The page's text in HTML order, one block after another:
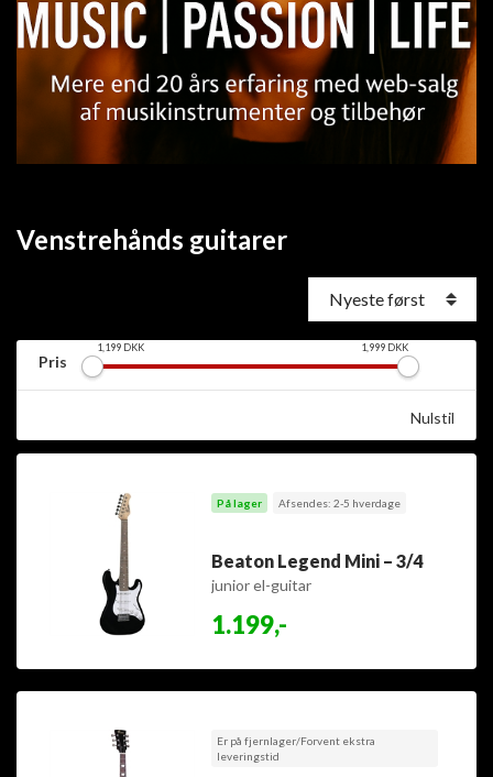
Nulstil
Pris
1,199 DKK 1,999 DKK
Venstrehånds guitarer
På lager Afsendes: 2-5 hverdage
Beaton Legend Mini – 3/4
junior el-guitar
1.199,-
Er på fjernlager/Forvent ekstra
leveringstid